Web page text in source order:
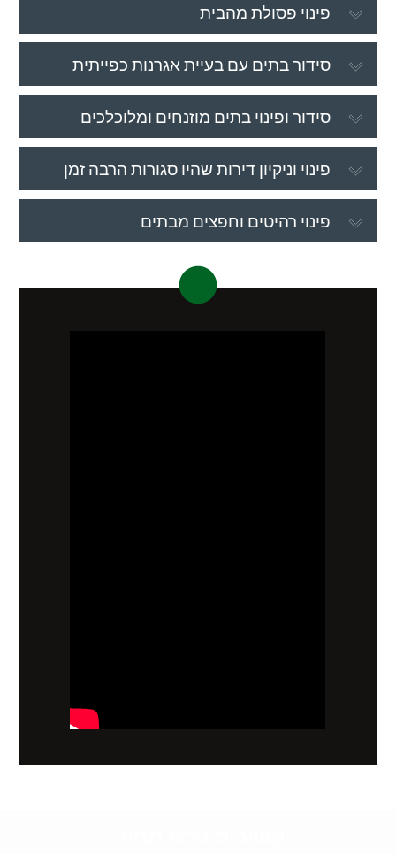
פינוי פסולת מהבית
סידור בתים עם בעיית אגרנות כפייתית
סידור ופינוי בתים מוזנחים ומלוכלכים
פינוי וניקיון דירות שהיו סגורות הרבה זמן
פינוי רהיטים וחפצים מבתים